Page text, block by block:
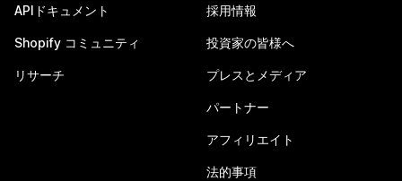
APIドキュメント
Shopify コミュニティ
リサーチ
採用情報
投資家の皆様へ
プレスとメディア
パートナー
アフィリエイト
法的事項